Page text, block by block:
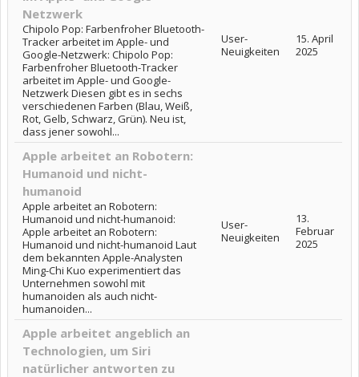
Netzwerk
Chipolo Pop: Farbenfroher Bluetooth-
Tracker arbeitet im Apple- und
Google-Netzwerk: Chipolo Pop:
Farbenfroher Bluetooth-Tracker
arbeitet im Apple- und Google-
Netzwerk Diesen gibt es in sechs
verschiedenen Farben (Blau, Weiß,
Rot, Gelb, Schwarz, Grün). Neu ist,
dass jener sowohl...
User-
Neuigkeiten
15. April
2025
Apple arbeitet an Robotern:
Humanoid und nicht-
humanoid
Apple arbeitet an Robotern:
Humanoid und nicht-humanoid:
Apple arbeitet an Robotern:
Humanoid und nicht-humanoid Laut
dem bekannten Apple-Analysten
Ming-Chi Kuo experimentiert das
Unternehmen sowohl mit
humanoiden als auch nicht-
humanoiden...
User-
Neuigkeiten
13.
Februar
2025
Apple arbeitet angeblich an
Technologien, um Siri
natürlicher antworten zu